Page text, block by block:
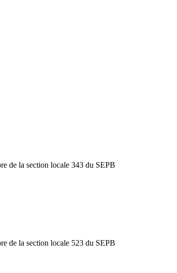
de la section locale 343 du SEPB
de la section locale 523 du SEPB